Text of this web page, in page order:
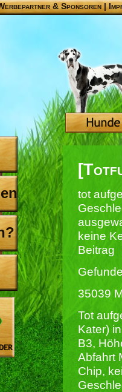
& Sponsoren|
tot
keine
Beitrag
35039
Tot
Kater)
B3,
Abfahrt
Chip,